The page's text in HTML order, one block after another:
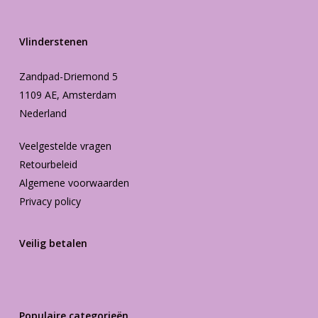
Vlinderstenen
Zandpad-Driemond 5
1109 AE, Amsterdam
Nederland
Veelgestelde vragen
Retourbeleid
Algemene voorwaarden
Privacy policy
Veilig betalen